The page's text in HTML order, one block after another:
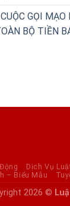
GỌI MẠO
BỘ TIỀN
Dịch Vụ
– Biểu Mẫu
2026 ©